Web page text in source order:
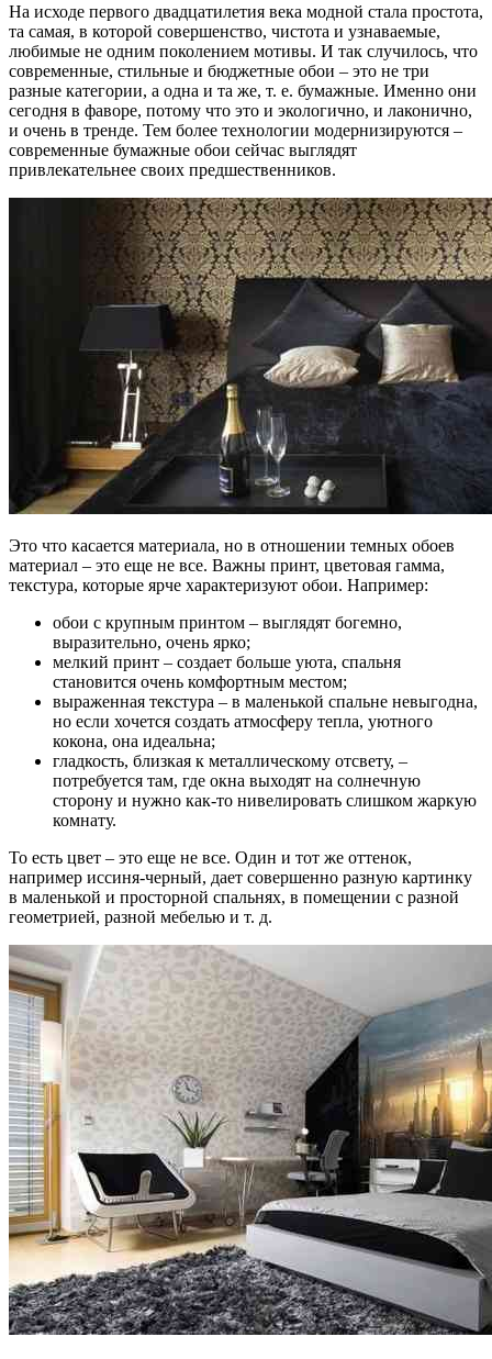
На исходе первого двадцатилетия века модной стала простота,
та самая, в которой совершенство, чистота и узнаваемые,
любимые не одним поколением мотивы. И так случилось, что
современные, стильные и бюджетные обои – это не три
разные категории, а одна и та же, т. е. бумажные. Именно они
сегодня в фаворе, потому что это и экологично, и лаконично,
и очень в тренде. Тем более технологии модернизируются –
современные бумажные обои сейчас выглядят
привлекательнее своих предшественников.
Это что касается материала, но в отношении темных обоев
материал – это еще не все. Важны принт, цветовая гамма,
текстура, которые ярче характеризуют обои. Например:
обои с крупным принтом – выглядят богемно,
выразительно, очень ярко;
мелкий принт – создает больше уюта, спальня
становится очень комфортным местом;
выраженная текстура – в маленькой спальне невыгодна,
но если хочется создать атмосферу тепла, уютного
кокона, она идеальна;
гладкость, близкая к металлическому отсвету, –
потребуется там, где окна выходят на солнечную
сторону и нужно как-то нивелировать слишком жаркую
комнату.
То есть цвет – это еще не все. Один и тот же оттенок,
например иссиня-черный, дает совершенно разную картинку
в маленькой и просторной спальнях, в помещении с разной
геометрией, разной мебелью и т. д.